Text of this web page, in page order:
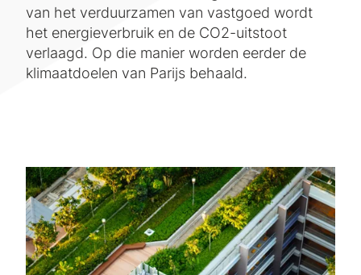
van het verduurzamen van vastgoed wordt
het energieverbruik en de CO2-uitstoot
verlaagd. Op die manier worden eerder de
klimaatdoelen van Parijs behaald.